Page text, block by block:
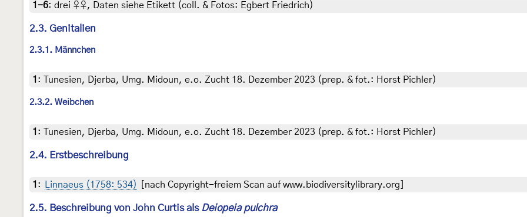
1-6: drei ♀♀, Daten siehe Etikett (coll. & Fotos: Egbert Friedrich)
2.3. Genitalien
2.3.1. Männchen
1 : Tunesien, Djerba, Umg. Midoun, e.o. Zucht 18. Dezember 2023 (prep. & fot.: Horst Pichler)
2.3.2. Weibchen
1 : Tunesien, Djerba, Umg. Midoun, e.o. Zucht 18. Dezember 2023 (prep. & fot.: Horst Pichler)
2.4. Erstbeschreibung
1 : Linnaeus (1758: 534) [nach Copyright-freiem Scan auf www.biodiversitylibrary.org]
2.5. Beschreibung von John Curtis als Deiopeia pulchra